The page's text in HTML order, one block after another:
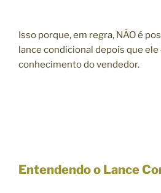
Isso porque, em regra, NÃO é
lance condicional depois que ele
conhecimento do vendedor.
Entendendo o Lance